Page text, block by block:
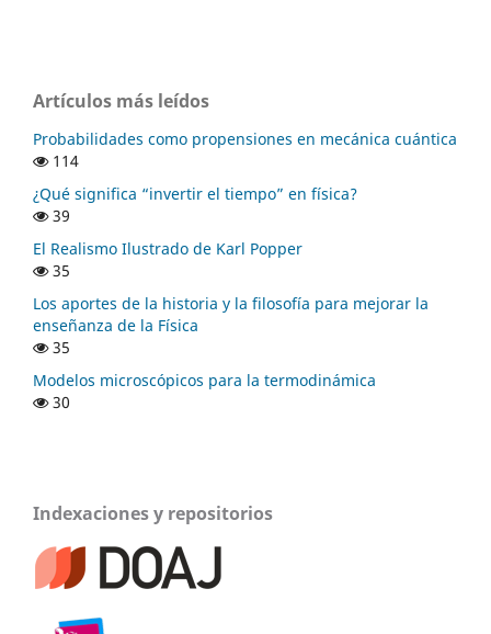
Artículos más leídos
Probabilidades como propensiones en mecánica cuántica
114
¿Qué significa “invertir el tiempo” en física?
39
El Realismo Ilustrado de Karl Popper
35
Los aportes de la historia y la filosofía para mejorar la
enseñanza de la Física
35
Modelos microscópicos para la termodinámica
30
Indexaciones y repositorios